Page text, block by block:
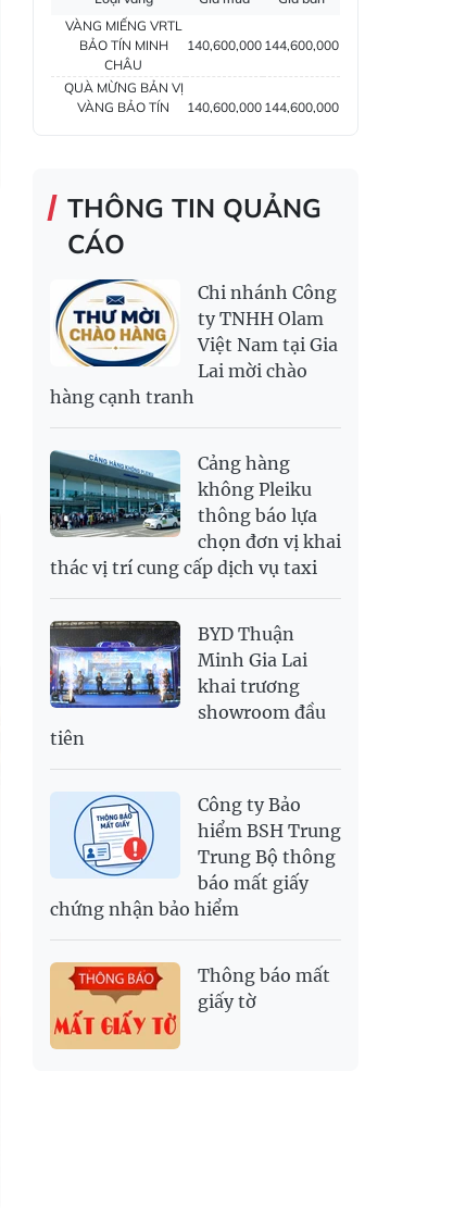
EUR
29,432.37
GBP
34,353.09 34,700.09 35,811.54
HKD
3,247.93
INR
273.68
285.45
KWD
84,917.43 89,033.66
MYR
NOK
RUB
304.3
336.84
SAR
6,945.42
7,244.36
2,702.79
2,817.41
SGD
USD
26,000 26,030 26,410
VÀNG MIẾNG VRTL
BẢO TÍN MINH
CHÂU
140,600,000 144,600,000
QUÀ MỪNG BẢN VỊ
VÀNG BẢO TÍN
140,600,000 144,600,000
LIỆU
TRANG SỨC VÀNG
RỒNG THĂNG
PNJ 138,500,000142,200,000
THÔNG TIN QUẢNG
CÁO
Chi nhánh Công
ty TNHH Olam
Việt Nam tại Gia
Lai mời chào
hàng cạnh tranh
Cảng hàng
không Pleiku
thông báo lựa
chọn đơn vị khai
thác vị trí cung cấp dịch vụ taxi
BYD Thuận
Minh Gia Lai
khai trương
showroom đầu
tiên
Công ty Bảo
hiểm BSH Trung
Trung Bộ thông
báo mất giấy
chứng nhận bảo hiểm
Thông báo mất
giấy tờ